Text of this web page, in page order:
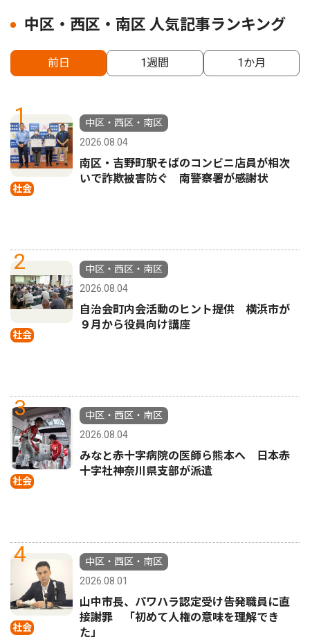
中区・西区・南区 人気記事ランキング
前日 1週間 1か月
1
社会
中区・西区・南区
2026.08.04
南区・吉野町駅そばのコンビニ店員が相次
いで詐欺被害防ぐ 南警察署が感謝状
2
社会
中区・西区・南区
2026.08.04
自治会町内会活動のヒント提供 横浜市が
９月から役員向け講座
3
社会
中区・西区・南区
2026.08.04
みなと赤十字病院の医師ら熊本へ 日本赤
十字社神奈川県支部が派遣
4
社会
中区・西区・南区
2026.08.01
山中市長、パワハラ認定受け告発職員に直
接謝罪 「初めて人権の意味を理解でき
た」